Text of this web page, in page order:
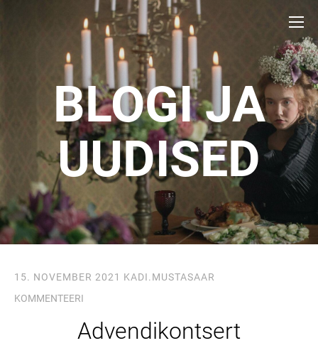
BLOGI JA
UUDISED
15. NOVEMBER 2021 KADI.MUSTASAAR
KOMMENTEERI
Advendikontsert